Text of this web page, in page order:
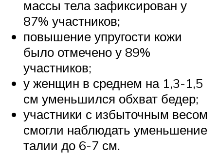
массы тела зафиксирован у
87% участников;
повышение упругости кожи
было отмечено у 89%
участников;
у женщин в среднем на 1,3-1,5
см уменьшился обхват бедер;
участники с избыточным весом
смогли наблюдать уменьшение
талии до 6-7 см.